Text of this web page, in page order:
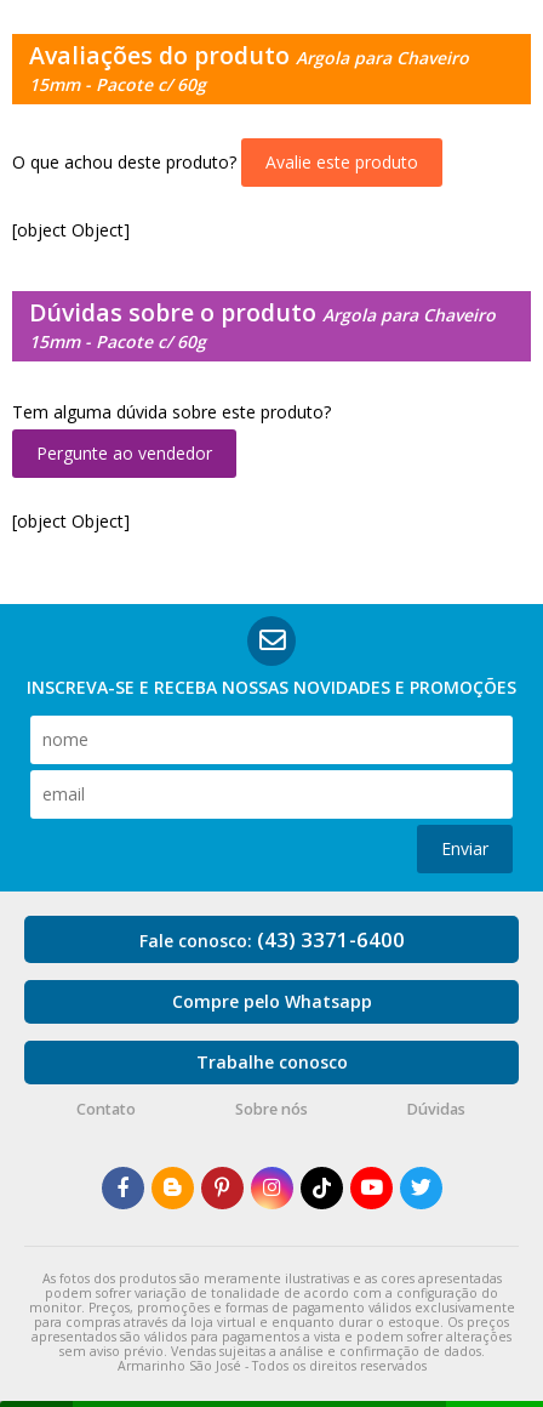
Avaliações do produto Argola para Chaveiro
15mm - Pacote c/ 60g
O que achou deste produto? Avalie este produto
[object Object]
Dúvidas sobre o produto Argola para Chaveiro
15mm - Pacote c/ 60g
Tem alguma dúvida sobre este produto?
Pergunte ao vendedor
[object Object]
INSCREVA-SE E RECEBA NOSSAS NOVIDADES E PROMOÇÕES
Enviar
Fale conosco: (43) 3371-6400
Compre pelo Whatsapp
Trabalhe conosco
Contato Sobre nós Dúvidas
As fotos dos produtos são meramente ilustrativas e as cores apresentadas
podem sofrer variação de tonalidade de acordo com a configuração do
monitor. Preços, promoções e formas de pagamento válidos exclusivamente
para compras através da loja virtual e enquanto durar o estoque. Os preços
apresentados são válidos para pagamentos a vista e podem sofrer alterações
sem aviso prévio. Vendas sujeitas a análise e confirmação de dados.
Armarinho São José - Todos os direitos reservados